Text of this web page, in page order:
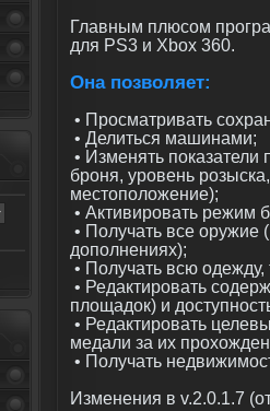
Главным плюсом
для PS3 и Xbox 360.
Она позволяет:
• Просматривать
• Делиться машинами;
• Изменять показатели
броня, уровень
местоположение);
• Активировать режим
• Получать все
дополнениях);
• Получать всю
• Редактировать
площадок) и
• Редактировать
медали за их
• Получать
Изменения в v.2.0.1.7